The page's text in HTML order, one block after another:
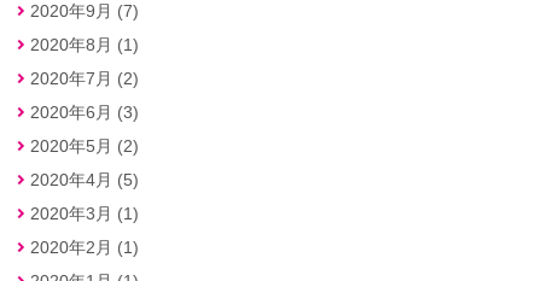
2020年9月 (7)
2020年8月 (1)
2020年7月 (2)
2020年6月 (3)
2020年5月 (2)
2020年4月 (5)
2020年3月 (1)
2020年2月 (1)